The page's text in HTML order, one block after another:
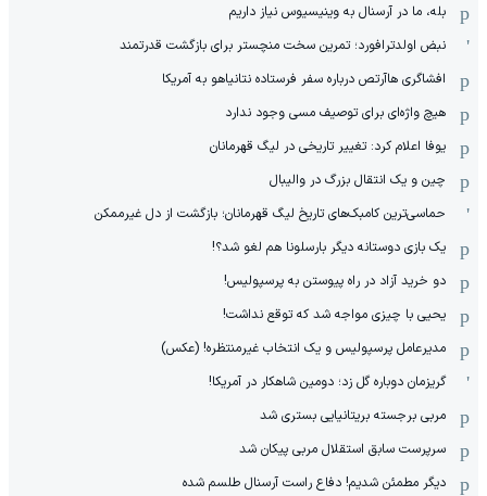
بله، ما در آرسنال به وینیسیوس نیاز داریم
نبض اولدترافورد؛ تمرین سخت منچستر برای بازگشت قدرتمند
افشاگری هاآرتص درباره سفر فرستاده نتانیاهو به آمریکا
هیچ واژه‌ای برای توصیف مسی وجود ندارد
یوفا اعلام کرد: تغییر تاریخی در لیگ قهرمانان
چین و یک انتقال بزرگ در والیبال
حماسی‌ترین کامبک‌های تاریخ لیگ قهرمانان؛ بازگشت از دل غیرممکن
یک بازی دوستانه دیگر بارسلونا هم لغو شد؟!
دو خرید آزاد در راه پیوستن به پرسپولیس!
یحیی با چیزی مواجه شد که توقع نداشت!
مدیرعامل پرسپولیس و یک انتخاب غیرمنتظره! (عکس)
گریزمان دوباره گل زد؛ دومین شاهکار در آمریکا!
مربی برجسته بریتانیایی بستری شد
سرپرست سابق استقلال مربی پیکان شد
دیگر مطمئن شدیم! دفاع راست آرسنال طلسم شده